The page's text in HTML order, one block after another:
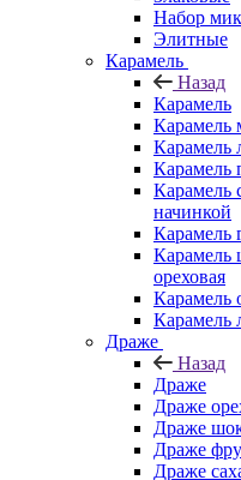
Набор
Элитные
Карамель
Назад
Карамель
Карамель
Карамель
Карамель
Карамель
начинкой
Карамель
Карамель
ореховая
Карамель
Карамель
Драже
Назад
Драже
Драже
Драже
Драже
Драже